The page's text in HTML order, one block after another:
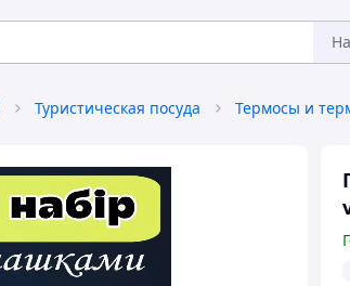
Туристическая посуда Термосы и